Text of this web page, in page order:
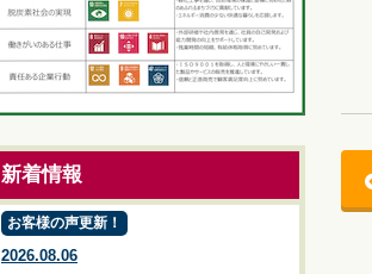
新着情報
お客様の声更新！
2026.08.06